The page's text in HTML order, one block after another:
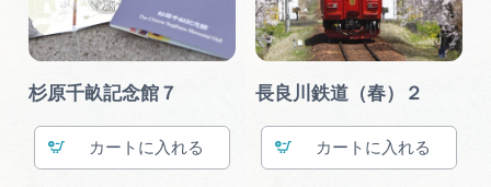
杉原千畝記念館７
カート
長良川鉄道（春）２
カート